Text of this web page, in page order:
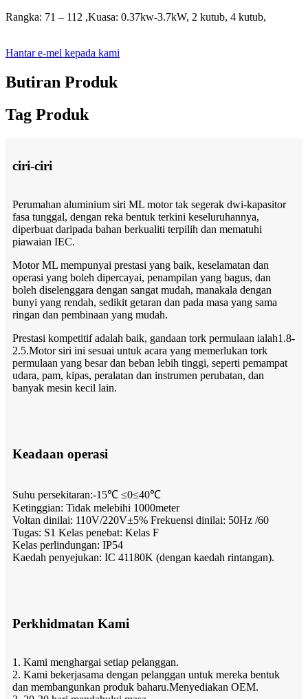
Rangka: 71 – 112 ,Kuasa: 0.37kw-3.7kW, 2 kutub, 4 kutub,
Hantar e-mel kepada kami
Butiran Produk
Tag Produk
ciri-ciri
Perumahan aluminium siri ML motor tak segerak dwi-kapasitor
fasa tunggal, dengan reka bentuk terkini keseluruhannya,
diperbuat daripada bahan berkualiti terpilih dan mematuhi
piawaian IEC.
Motor ML mempunyai prestasi yang baik, keselamatan dan
operasi yang boleh dipercayai, penampilan yang bagus, dan
boleh diselenggara dengan sangat mudah, manakala dengan
bunyi yang rendah, sedikit getaran dan pada masa yang sama
ringan dan pembinaan yang mudah.
Prestasi kompetitif adalah baik, gandaan tork permulaan ialah1.8-
2.5.Motor siri ini sesuai untuk acara yang memerlukan tork
permulaan yang besar dan beban lebih tinggi, seperti pemampat
udara, pam, kipas, peralatan dan instrumen perubatan, dan
banyak mesin kecil lain.
Keadaan operasi
Suhu persekitaran:-15℃ ≤0≤40℃
Ketinggian: Tidak melebihi 1000meter
Voltan dinilai: 110V/220V±5% Frekuensi dinilai: 50Hz /60
Tugas: S1 Kelas penebat: Kelas F
Kelas perlindungan: IP54
Kaedah penyejukan: IC 41180K (dengan kaedah rintangan).
Perkhidmatan Kami
1. Kami menghargai setiap pelanggan.
2. Kami bekerjasama dengan pelanggan untuk mereka bentuk
dan membangunkan produk baharu.Menyediakan OEM.